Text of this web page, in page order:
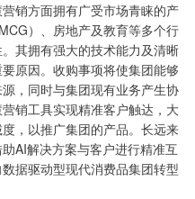
销方面拥有广受市场青睐的产
）、房地产及教育等多个行
其拥有强大的技术能力及清晰
原因。收购事项将使集团能够
，同时与集团现有业务产生协
销工具实现精准客户触达，大
，以推广集团的产品。长远来
AI解决方案与客户进行精准互
据驱动型现代消费品集团转型